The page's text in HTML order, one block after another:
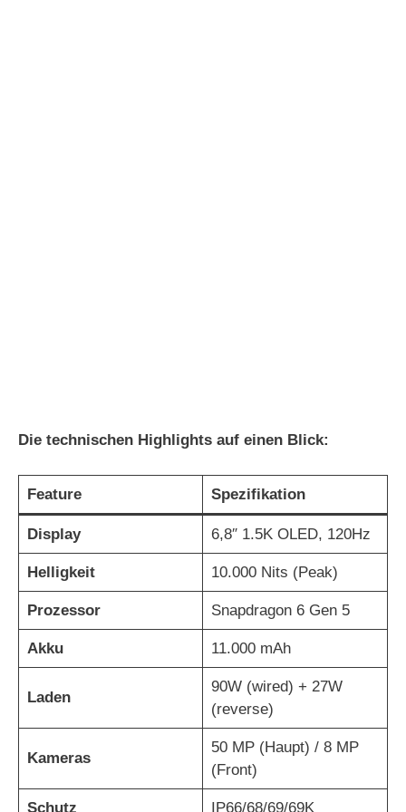
Die technischen Highlights auf einen Blick:
Feature Spezifikation
Display 6,8″ 1.5K OLED, 120Hz
Helligkeit 10.000 Nits (Peak)
Prozessor Snapdragon 6 Gen 5
Akku 11.000 mAh
Laden
90W (wired) + 27W
(reverse)
Kameras
50 MP (Haupt) / 8 MP
(Front)
Schutz IP66/68/69/69K